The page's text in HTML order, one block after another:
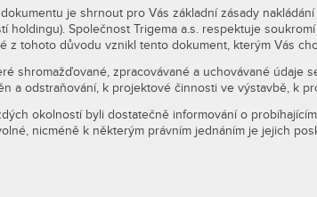
je shrnout pro Vás základní zásady
holdingu). Společnost Trigema a.s. respektuje
z tohoto důvodu vznikl tento dokument, kterým Vás
shromažďované, zpracovávané a uchovávané údaje
a odstraňování, k projektové činnosti ve výstavbě, k
okolností byli dostatečně informování o
nicméně k některým právním jednáním je jejich